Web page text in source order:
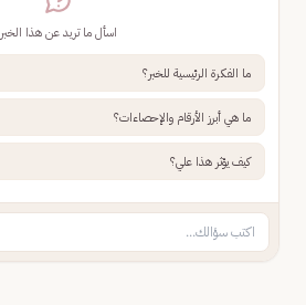
اسأل ما تريد عن هذا الخبر
ما الفكرة الرئيسية للخبر؟
ما هي أبرز الأرقام والإحصاءات؟
كيف يؤثر هذا علي؟